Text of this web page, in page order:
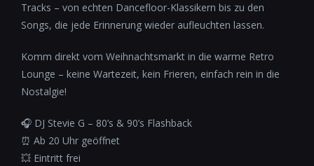
Tracks – von echten Dancefloor-Klassikern bis zu den
Songs, die jede Erinnerung wieder aufleuchten lassen.
Komm direkt vom Weihnachtsmarkt in die warme Retro
Lounge – keine Wartezeit, kein Frieren, einfach rein in die
Nostalgie!
🎧 DJ Stevie G – 80’s & 90’s Flashback
⏰ Ab 20 Uhr geöffnet
💥 Eintritt frei